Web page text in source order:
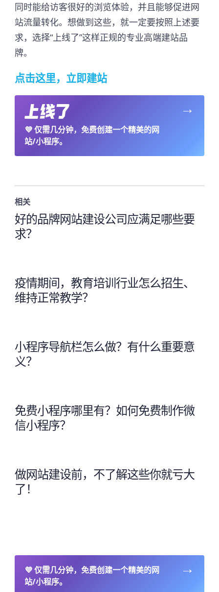
同时能给访客很好的浏览体验，并且能够促进网
站流量转化。想做到这些，就一定要按照上述要
求，选择“上线了”这样正规的专业高端建站品
牌。
点击这里，立即建站
💜仅需几分钟，免费创建一个精美的网
站/小程序。
→
相关
好的品牌网站建设公司应满足哪些要
求？
疫情期间，教育培训行业怎么招生、
维持正常教学？
小程序导航栏怎么做？有什么重要意
义？
免费小程序哪里有？如何免费制作微
信小程序？
做网站建设前，不了解这些你就亏大
了！
💜仅需几分钟，免费创建一个精美的网
站/小程序。
→